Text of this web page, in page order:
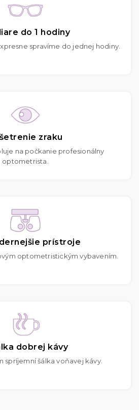
do 1 hodiny
spravíme do jednej hodiny.
zraku
na počkanie profesionálny
optometrista.
prístroje
optometristickým vybavením.
dobrej kávy
spríjemní šálka voňavej kávy.